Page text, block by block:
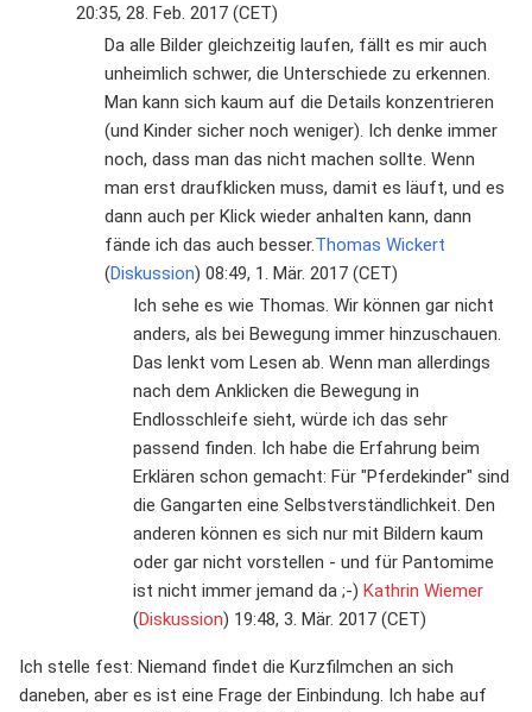
20:35, 28. Feb. 2017 (CET)
Da alle Bilder gleichzeitig laufen, fällt es mir auch
unheimlich schwer, die Unterschiede zu erkennen.
Man kann sich kaum auf die Details konzentrieren
(und Kinder sicher noch weniger). Ich denke immer
noch, dass man das nicht machen sollte. Wenn
man erst draufklicken muss, damit es läuft, und es
dann auch per Klick wieder anhalten kann, dann
fände ich das auch besser.Thomas Wickert
(Diskussion) 08:49, 1. Mär. 2017 (CET)
Ich sehe es wie Thomas. Wir können gar nicht
anders, als bei Bewegung immer hinzuschauen.
Das lenkt vom Lesen ab. Wenn man allerdings
nach dem Anklicken die Bewegung in
Endlosschleife sieht, würde ich das sehr
passend finden. Ich habe die Erfahrung beim
Erklären schon gemacht: Für "Pferdekinder" sind
die Gangarten eine Selbstverständlichkeit. Den
anderen können es sich nur mit Bildern kaum
oder gar nicht vorstellen - und für Pantomime
ist nicht immer jemand da ;-) Kathrin Wiemer
(Diskussion) 19:48, 3. Mär. 2017 (CET)
Ich stelle fest: Niemand findet die Kurzfilmchen an sich
daneben, aber es ist eine Frage der Einbindung. Ich habe auf